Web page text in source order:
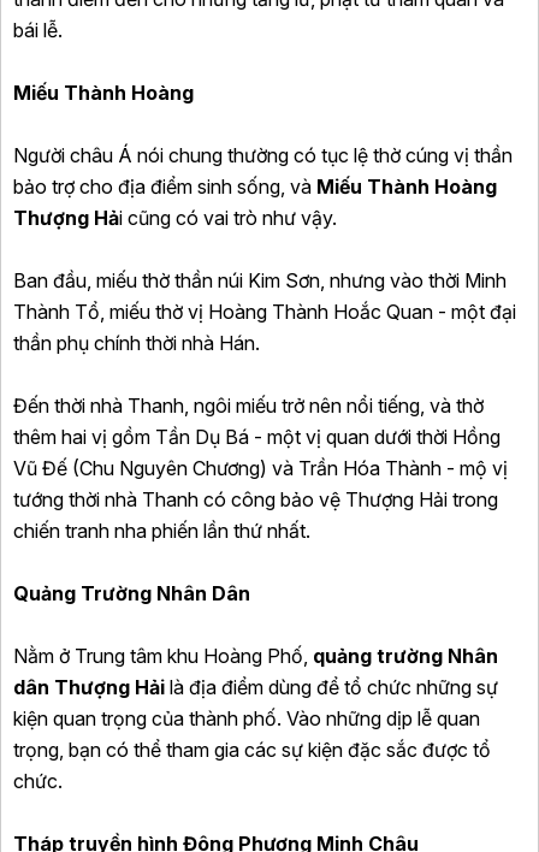
bái lễ.
Miếu Thành Hoàng
Người châu Á nói chung thường có tục lệ thờ cúng vị thần
bảo trợ cho địa điểm sinh sống, và Miếu Thành Hoàng
Thượng Hải cũng có vai trò như vậy.
Ban đầu, miếu thờ thần núi Kim Sơn, nhưng vào thời Minh
Thành Tổ, miếu thờ vị Hoàng Thành Hoắc Quan - một đại
thần phụ chính thời nhà Hán.
Đến thời nhà Thanh, ngôi miếu trở nên nổi tiếng, và thờ
thêm hai vị gồm Tần Dụ Bá - một vị quan dưới thời Hồng
Vũ Đế (Chu Nguyên Chương) và Trần Hóa Thành - mộ vị
tướng thời nhà Thanh có công bảo vệ Thượng Hải trong
chiến tranh nha phiến lần thứ nhất.
Quảng Trường Nhân Dân
Nằm ở Trung tâm khu Hoàng Phố, quảng trường Nhân
dân Thượng Hải là địa điểm dùng để tổ chức những sự
kiện quan trọng của thành phố. Vào những dịp lễ quan
trọng, bạn có thể tham gia các sự kiện đặc sắc được tổ
chức.
Tháp truyền hình Đông Phương Minh Châu